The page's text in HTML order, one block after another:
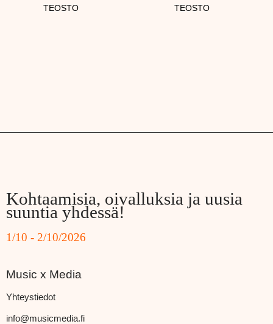
TEOSTO TEOSTO
Kohtaamisia, oivalluksia ja uusia
suuntia yhdessä!
1/10 - 2/10/2026
Music x Media
Yhteystiedot
info@musicmedia.fi